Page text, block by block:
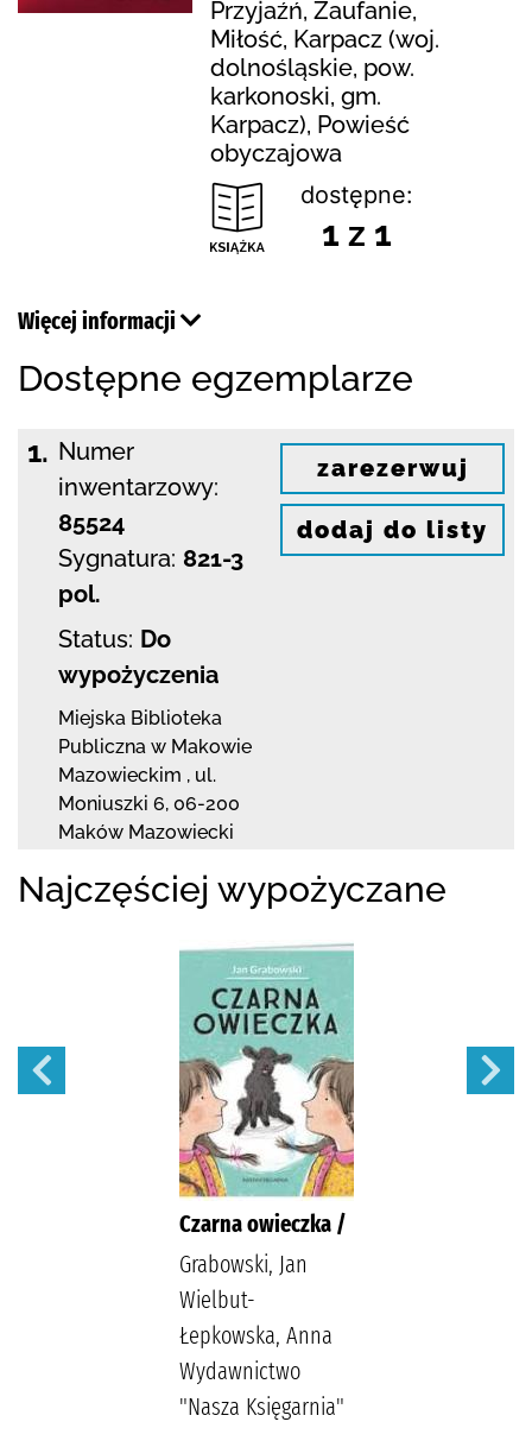
Przyjaźń, Zaufanie,
Miłość, Karpacz (woj.
dolnośląskie, pow.
karkonoski, gm.
Karpacz), Powieść
obyczajowa
dostępne:
1 z 1
Więcej informacji
Dostępne egzemplarze
1. Numer
inwentarzowy:
85524
Sygnatura: 821-3
pol.
Status: Do
wypożyczenia
Miejska Biblioteka
Publiczna w Makowie
Mazowieckim , ul.
Moniuszki 6, 06-200
Maków Mazowiecki
zarezerwuj
dodaj do listy
Najczęściej wypożyczane
Czarna owieczka /
Grabowski, Jan
Wielbut-
Łepkowska, Anna
Wydawnictwo
"Nasza Księgarnia"